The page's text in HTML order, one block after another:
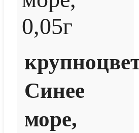
Синее
море,